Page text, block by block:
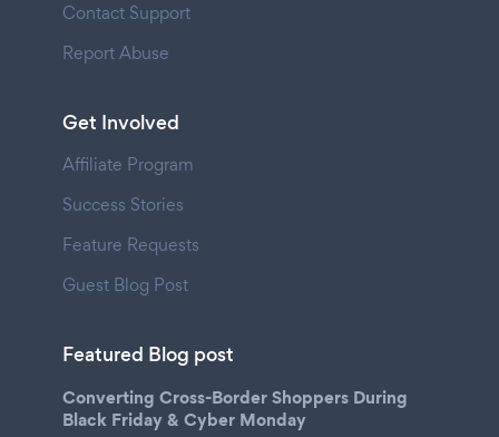
Contact Support
Report Abuse
Get Involved
Affiliate Program
Success Stories
Feature Requests
Guest Blog Post
Featured Blog post
Converting Cross-Border Shoppers During
Black Friday & Cyber Monday